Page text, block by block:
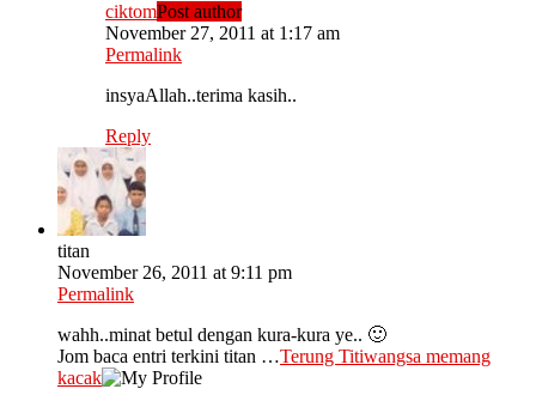
ciktomPost author
November 27, 2011 at 1:17 am
Permalink
insyaAllah..terima kasih..
Reply
titan
November 26, 2011 at 9:11 pm
Permalink
wahh..minat betul dengan kura-kura ye.. 🙂
Jom baca entri terkini titan …Terung Titiwangsa memang
kacak